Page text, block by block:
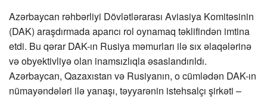
Azərbaycan rəhbərliyi Dövlətlərarası Aviasiya Komitəsinin
(DAK) araşdırmada aparıcı rol oynamaq təklifindən imtina
etdi. Bu qərar DAK-ın Rusiya məmurları ilə sıx əlaqələrinə
və obyektivliyə olan inamsızlıqla əsaslandırıldı.
Azərbaycan, Qazaxıstan və Rusiyanın, o cümlədən DAK-ın
nümayəndələri ilə yanaşı, təyyarənin istehsalçı şirkəti –